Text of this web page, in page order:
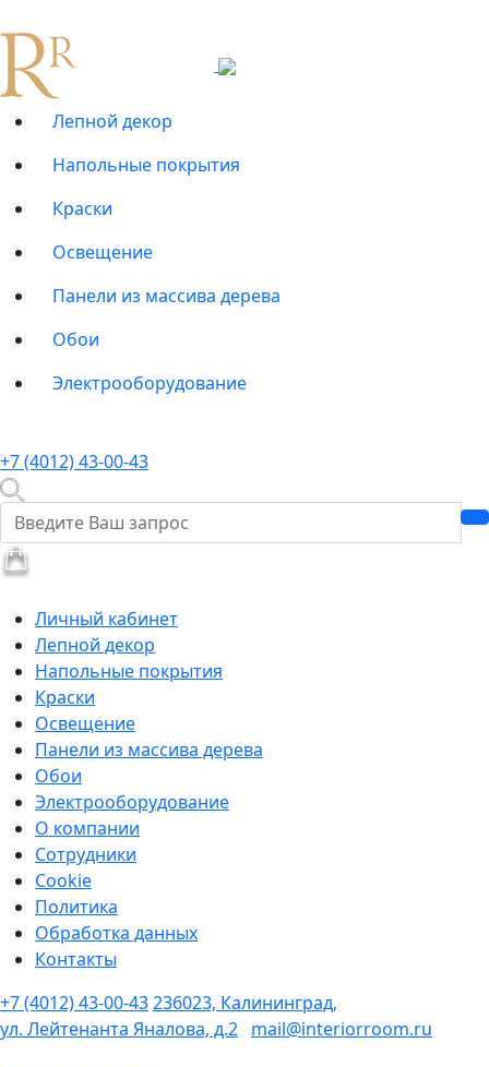
Лепной декор
Напольные покрытия
Краски
Освещение
Панели из массива дерева
Обои
Электрооборудование
+7 (4012) 43-00-43
Личный кабинет
Лепной декор
Напольные покрытия
Краски
Освещение
Панели из массива дерева
Обои
Электрооборудование
О компании
Сотрудники
Cookie
Политика
Обработка данных
Контакты
+7 (4012) 43-00-43236023, Калининград,
ул. Лейтенанта Яналова, д.2 mail@interiorroom.ru